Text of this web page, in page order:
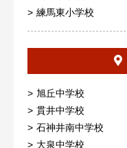
練馬東小学校
旭丘中学校
貫井中学校
石神井南中学校
大泉中学校